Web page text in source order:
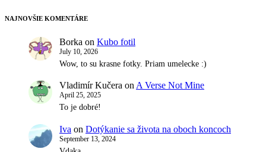
NAJNOVŠIE KOMENTÁRE
Borka on Kubo fotil
July 10, 2026
Wow, to su krasne fotky. Priam umelecke :)
Vladimír Kučera on A Verse Not Mine
April 25, 2025
To je dobré!
Iva on Dotýkanie sa života na oboch koncoch
September 13, 2024